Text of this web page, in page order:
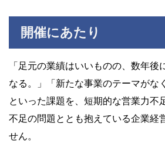
開催にあたり
「足元の業績はいいものの、数年後
なる。」「新たな事業のテーマがな
といった課題を、短期的な営業力不
不足の問題ととも抱えている企業経
せん。